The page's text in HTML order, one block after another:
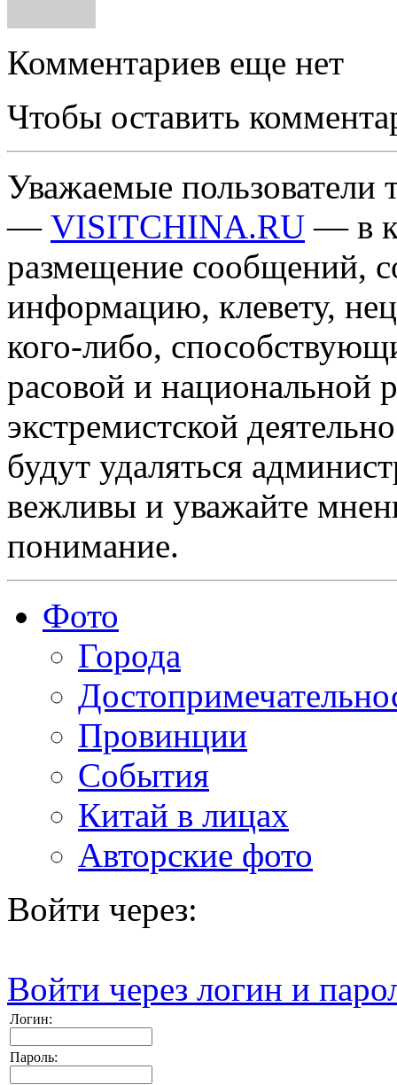
Комментариев еще нет
Чтобы оставить
Уважаемые пользователи
— VISITCHINA.RU — в
размещение сообщений,
информацию, клевету,
кого-либо,
расовой и национальной
экстремистской
будут удаляться
вежливы и уважайте
понимание.
Фото
Города
Провинции
События
Китай в лицах
Авторские фото
Войти через:
Войти через логин и
Логин:
Пароль: